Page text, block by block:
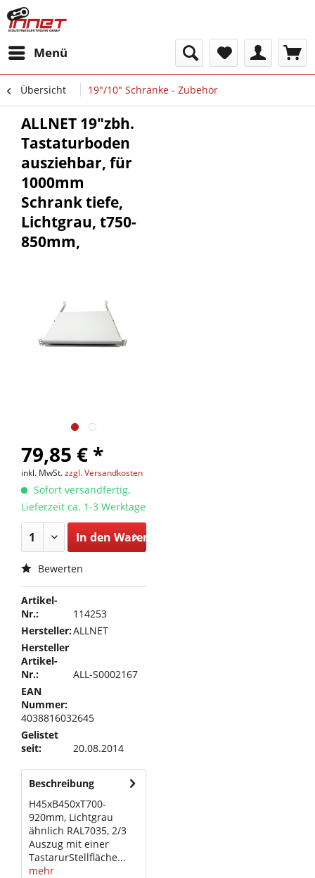
Menü
Übersicht 19"/10" Schränke - Zubehör
ALLNET 19"zbh.
Tastaturboden
ausziehbar, für
1000mm
Schrank tiefe,
Lichtgrau, t750-
850mm,
79,85 € *
inkl. MwSt.zzgl. Versandkosten
Sofort versandfertig,
Lieferzeit ca. 1-3 Werktage
In den Warenkorb
Bewerten
Artikel-
Nr.:
114253
Hersteller:ALLNET
Hersteller
Artikel-
Nr.:
ALL-S0002167
EAN
Nummer:
4038816032645
Gelistet
seit:
20.08.2014
Beschreibung
H45xB450xT700-
920mm, Lichtgrau
ähnlich RAL7035, 2/3
Auszug mit einer
TastarurStellfläche...
mehr